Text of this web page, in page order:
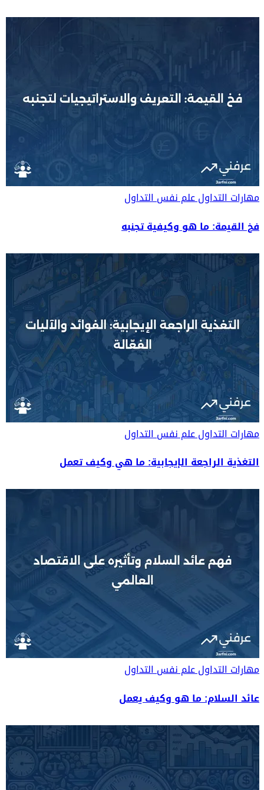
مهارات التداولعلم نفس التداول
فخ القيمة: ما هو وكيفية تجنبه
مهارات التداولعلم نفس التداول
التغذية الراجعة الإيجابية: ما هي وكيف تعمل
مهارات التداولعلم نفس التداول
عائد السلام: ما هو وكيف يعمل